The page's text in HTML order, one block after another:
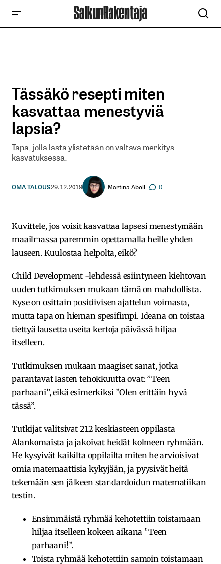
Tässäkö resepti miten
kasvattaa menestyviä
lapsia?
Tapa, jolla lasta ylistetään on valtava merkitys
kasvatuksessa.
OMA TALOUS29.12.2019 Martina Abell 0
Kuvittele, jos voisit kasvattaa lapsesi menestymään
maailmassa paremmin opettamalla heille yhden
lauseen. Kuulostaa helpolta, eikö?
Child Development -lehdessä esiintyneen kiehtovan
uuden tutkimuksen mukaan tämä on mahdollista.
Kyse on osittain positiivisen ajattelun voimasta,
mutta tapa on hieman spesifimpi. Ideana on toistaa
tiettyä lausetta useita kertoja päivässä hiljaa
itselleen.
Tutkimuksen mukaan maagiset sanat, jotka
parantavat lasten tehokkuutta ovat: ”Teen
parhaani”, eikä esimerkiksi ”Olen erittäin hyvä
tässä”.
Tutkijat valitsivat 212 keskiasteen oppilasta
Alankomaista ja jakoivat heidät kolmeen ryhmään.
He kysyivät kaikilta oppilailta miten he arvioisivat
omia matemaattisia kykyjään, ja pyysivät heitä
tekemään sen jälkeen standardoidun matematiikan
testin.
Ensimmäistä ryhmää kehotettiin toistamaan
hiljaa itselleen kokeen aikana ”Teen
parhaani!”.
Toista ryhmää kehotettiin samoin toistamaan